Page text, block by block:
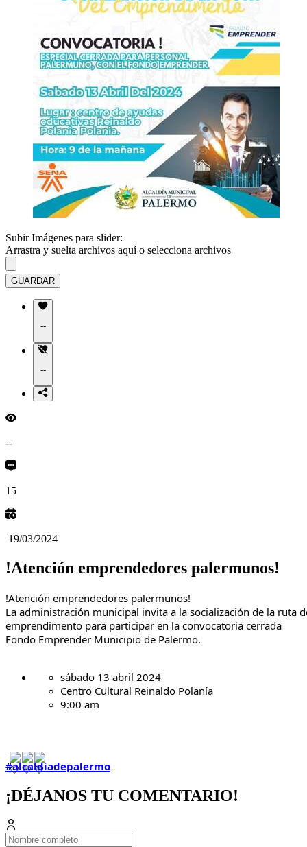
Subir Imágenes para slider:
Arrastra y suelta archivos aquí o selecciona archivos
GUARDAR
--
--
--
15
19/03/2024
!Atención emprendedores palermunos!
!Atención emprendedores palermunos!
La administración municipal invita a la socialización de la ruta
emprendimento para participar en la convocatoria cerrada
Fondo Emprender Municipio de Palermo.
sábado 13 abril 2024
Centro Cultural Reinaldo Polanía
9:00 am
#alcaldiadepalermo
¡DÉJANOS TU COMENTARIO!